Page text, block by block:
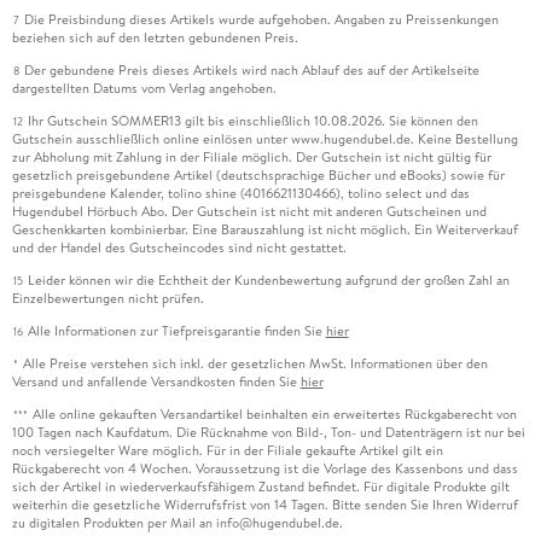
7 Die Preisbindung dieses Artikels wurde aufgehoben. Angaben zu Preissenkungen
beziehen sich auf den letzten gebundenen Preis.
8 Der gebundene Preis dieses Artikels wird nach Ablauf des auf der Artikelseite
dargestellten Datums vom Verlag angehoben.
12 Ihr Gutschein SOMMER13 gilt bis einschließlich 10.08.2026. Sie können den
Gutschein ausschließlich online einlösen unter www.hugendubel.de. Keine Bestellung
zur Abholung mit Zahlung in der Filiale möglich. Der Gutschein ist nicht gültig für
gesetzlich preisgebundene Artikel (deutschsprachige Bücher und eBooks) sowie für
preisgebundene Kalender, tolino shine (4016621130466), tolino select und das
Hugendubel Hörbuch Abo. Der Gutschein ist nicht mit anderen Gutscheinen und
Geschenkkarten kombinierbar. Eine Barauszahlung ist nicht möglich. Ein Weiterverkauf
und der Handel des Gutscheincodes sind nicht gestattet.
15 Leider können wir die Echtheit der Kundenbewertung aufgrund der großen Zahl an
Einzelbewertungen nicht prüfen.
16 Alle Informationen zur Tiefpreisgarantie finden Sie hier
* Alle Preise verstehen sich inkl. der gesetzlichen MwSt. Informationen über den
Versand und anfallende Versandkosten finden Sie hier
*** Alle online gekauften Versandartikel beinhalten ein erweitertes Rückgaberecht von
100 Tagen nach Kaufdatum. Die Rücknahme von Bild-, Ton- und Datenträgern ist nur bei
noch versiegelter Ware möglich. Für in der Filiale gekaufte Artikel gilt ein
Rückgaberecht von 4 Wochen. Voraussetzung ist die Vorlage des Kassenbons und dass
sich der Artikel in wiederverkaufsfähigem Zustand befindet. Für digitale Produkte gilt
weiterhin die gesetzliche Widerrufsfrist von 14 Tagen. Bitte senden Sie Ihren Widerruf
zu digitalen Produkten per Mail an info@hugendubel.de.